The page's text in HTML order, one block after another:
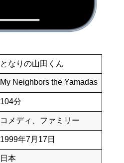
となりの山田くん
My Neighbors the Yamadas
104分
コメディ、ファミリー
1999年7月17日
日本